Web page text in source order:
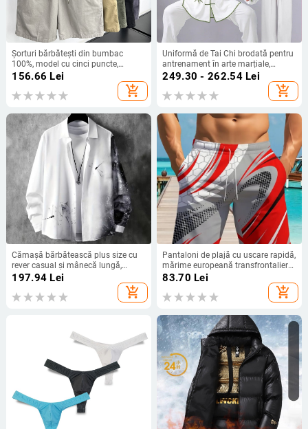
Șorturi bărbătești din bumbac
100%, model cu cinci puncte,
croială lejeră, elasticitate ușoară
156.66 Lei
add_shopping_cart
Uniformă de Tai Chi brodată pentru
antrenament în arte marțiale,
unisex, pentru adulți, pentru sesiuni
249.30 - 262.54Lei
add_shopping_cart
Cămașă bărbătească plus size cu
rever casual și mânecă lungă,
cerneală - DH202
197.94 Lei
add_shopping_cart
Pantaloni de plajă cu uscare rapidă,
mărime europeană transfrontalieră,
pantaloni scurți de baie
impermeabili, pantaloni scurți
casual pentru bărbați la malul mării
83.70 Lei
add_shopping_cart